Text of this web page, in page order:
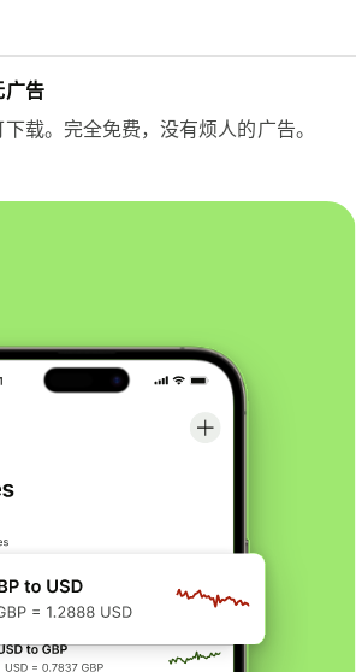
广告
载。完全免费，没有烦人的广告。